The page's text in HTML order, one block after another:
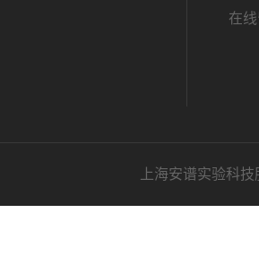
在
上海安谱实验科